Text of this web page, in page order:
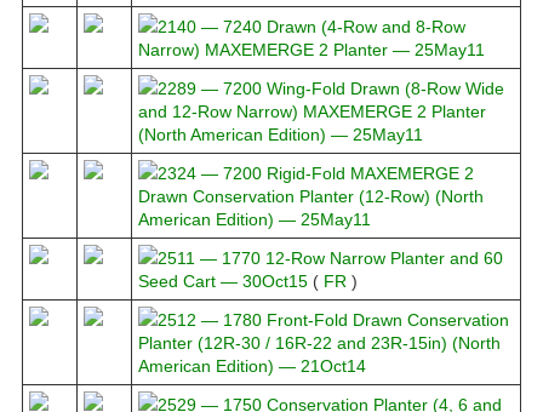
2140 ― 7240 Drawn (4-Row and 8-Row
Narrow) MAXEMERGE 2 Planter ― 25May11
2289 ― 7200 Wing-Fold Drawn (8-Row Wide
and 12-Row Narrow) MAXEMERGE 2 Planter
(North American Edition) ― 25May11
2324 ― 7200 Rigid-Fold MAXEMERGE 2
Drawn Conservation Planter (12-Row) (North
American Edition) ― 25May11
2511 ― 1770 12-Row Narrow Planter and 60
Seed Cart ― 30Oct15 ( FR )
2512 ― 1780 Front-Fold Drawn Conservation
Planter (12R-30 / 16R-22 and 23R-15in) (North
American Edition) ― 21Oct14
2529 ― 1750 Conservation Planter (4, 6 and